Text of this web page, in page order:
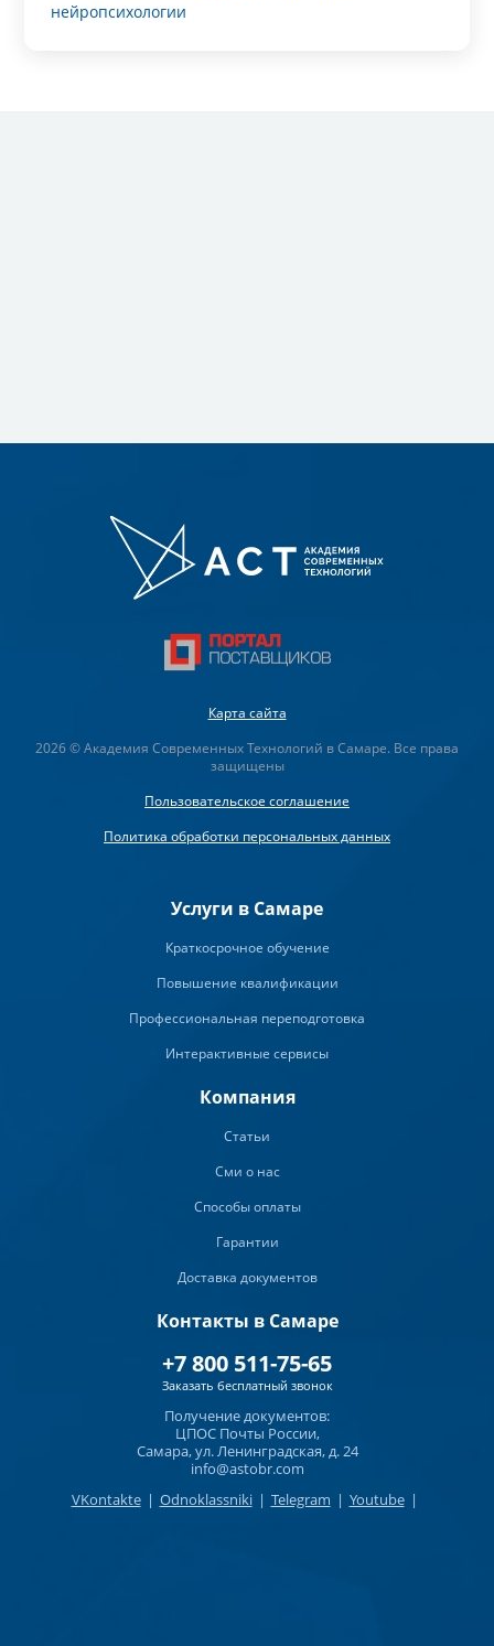
нейропсихологии
Карта сайта
2026 © Академия Современных Технологий в Самаре. Все права
защищены
Пользовательское соглашение
Политика обработки персональных данных
Услуги в Самаре
Краткосрочное обучение
Повышение квалификации
Профессиональная переподготовка
Интерактивные сервисы
Компания
Статьи
Сми о нас
Способы оплаты
Гарантии
Доставка документов
Контакты в Самаре
+7 800 511-75-65
Заказать бесплатный звонок
Получение документов:
ЦПОС Почты России,
Самара, ул. Ленинградская, д. 24
info@astobr.com
VKontakte | Odnoklassniki | Telegram | Youtube |